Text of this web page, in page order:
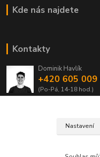
Kde nás najdete
Kontakty
Dominik Havlík
+420 605 009
(Po-Pá, 14-18 hod.)
Nastavení